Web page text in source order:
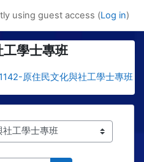
using guest access (Log in)
學士專班
原住民文化與社工學士專班